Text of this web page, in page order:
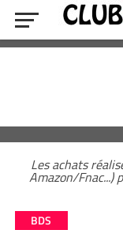
Les achats
Amazon/Fnac...)
BDS